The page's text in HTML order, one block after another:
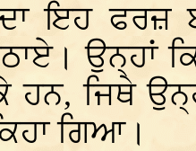
ਇਹ ਫਰਜ਼
ਉਨ੍ਹਾਂ
ਹਨ, ਜਿਥੇ
ਗਿਆ।